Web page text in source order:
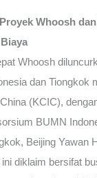
Whoosh
Whoosh
dan Tiongkok
(KCIC),
BUMN
Beijing Yawan
diklaim bersifat